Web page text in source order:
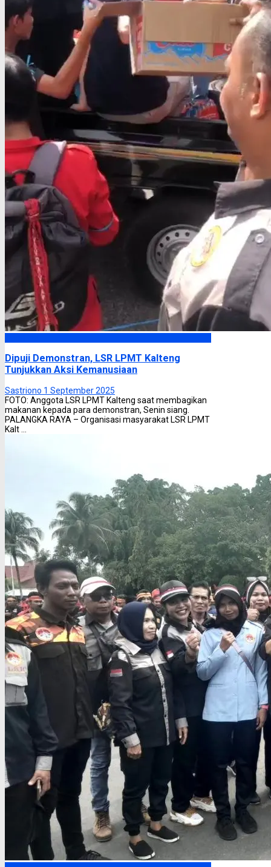
Dipuji Demonstran, LSR LPMT Kalteng
Tunjukkan Aksi Kemanusiaan
Sastriono 1 September 2025
FOTO: Anggota LSR LPMT Kalteng saat membagikan
makanan kepada para demonstran, Senin siang.
PALANGKA RAYA – Organisasi masyarakat LSR LPMT
Kalt ...